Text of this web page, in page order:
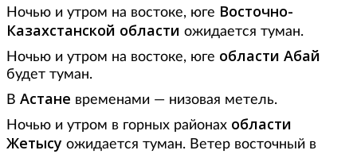
Ночью и утром на востоке, юге Восточно-
Казахстанской области ожидается туман.
Ночью и утром на востоке, юге области Абай
будет туман.
В Астане временами — низовая метель.
Ночью и утром в горных районах области
Жетысу ожидается туман. Ветер восточный в